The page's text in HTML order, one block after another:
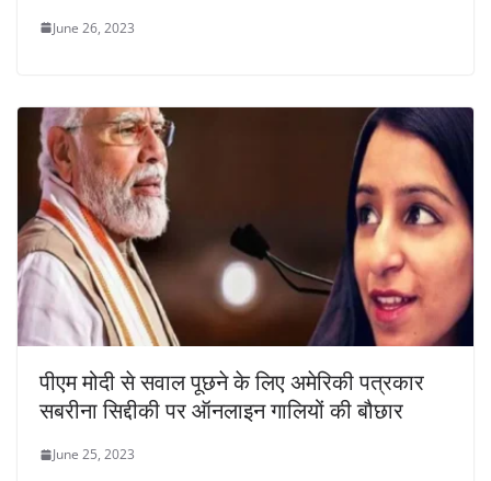
June 26, 2023
पीएम मोदी से सवाल पूछने के लिए अमेरिकी पत्रकार
सबरीना सिद्दीकी पर ऑनलाइन गालियों की बौछार
June 25, 2023